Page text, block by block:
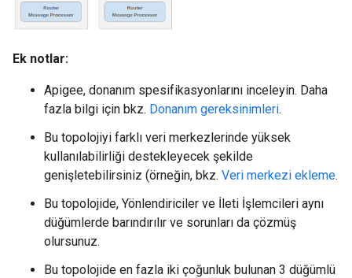
Ek notlar:
Apigee, donanım spesifikasyonlarını inceleyin. Daha
fazla bilgi için bkz. Donanım gereksinimleri.
Bu topolojiyi farklı veri merkezlerinde yüksek
kullanılabilirliği destekleyecek şekilde
genişletebilirsiniz (örneğin, bkz. Veri merkezi ekleme.
Bu topolojide, Yönlendiriciler ve İleti İşlemcileri aynı
düğümlerde barındırılır ve sorunları da çözmüş
olursunuz.
Bu topolojide en fazla iki çoğunluk bulunan 3 düğümlü